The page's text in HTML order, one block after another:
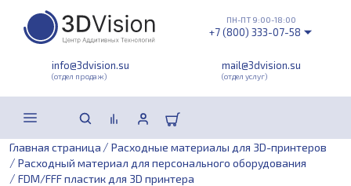
info@3dvision.su
(отдел продаж)
mail@3dvision.su
(отдел услуг)
ПН-ПТ 9:00-18:00
+7 (800) 333-07-58
Главная страница / Расходные материалы для 3D-принтеров
/ Расходный материал для персонального оборудования
/ FDM/FFF пластик для 3D принтера